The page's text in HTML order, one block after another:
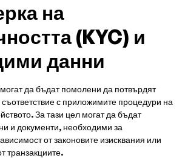
на
(KYC) и
данни
да бъдат помолени да потвърдят
с приложимите процедури на
За тази цел могат да бъдат
и документи, необходими за
от законовите изисквания или
транзакциите.